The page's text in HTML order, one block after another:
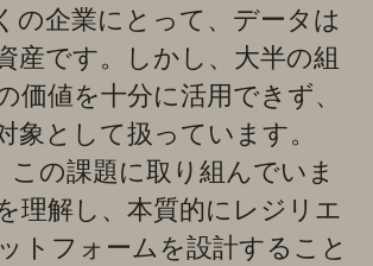
の企業にとって、データは
産です。しかし、大半の組
価値を十分に活用できず、
象として扱っています。
この課題に取り組んでいま
理解し、本質的にレジリエ
トフォームを設計すること